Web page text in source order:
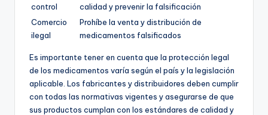
control
calidad y prevenir la falsificación
Comercio
ilegal
Prohíbe la venta y distribución de
medicamentos falsificados
Es importante tener en cuenta que la protección legal
de los medicamentos varía según el país y la legislación
aplicable. Los fabricantes y distribuidores deben cumplir
con todas las normativas vigentes y asegurarse de que
sus productos cumplan con los estándares de calidad y